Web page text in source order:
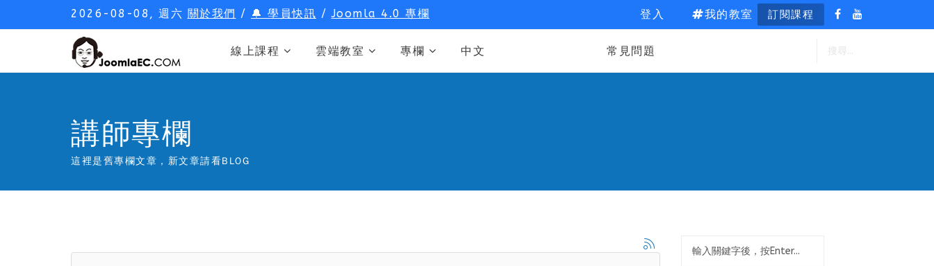
2026-08-08, 週六 關於我們 / 🔔 學員快訊 /Joomla 4.0 專欄 登入 我的教室 訂閱課程
線上課程 雲端教室 專欄 中文 常見問題
講師專欄
這裡是舊專欄文章，新文章請看BLOG